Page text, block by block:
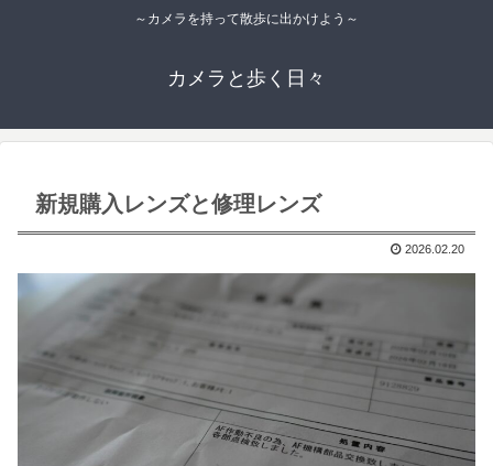
～カメラを持って散歩に出かけよう～
カメラと歩く日々
新規購入レンズと修理レンズ
2026.02.20